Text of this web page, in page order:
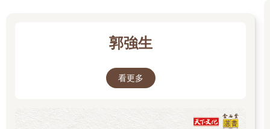
全善盡職責、慎重其事，畢竟他保護的可是全美國身價最高的寶
高到離譜，但普通人家的小孩是進不了這所幼稚園的，除非爸媽
是政客、名人、體壇明星，這種人家的小孩享有的殊榮，我至今
天上幼稚園的情景，終於，我想起來了：我根本沒上過幼稚園。
郭強生
看更多